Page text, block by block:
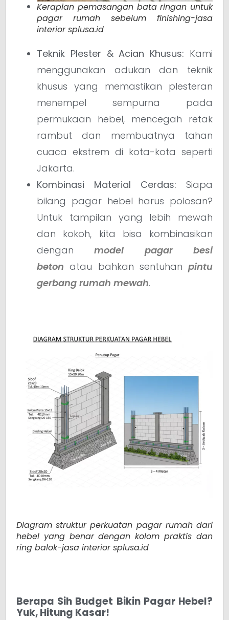
Kerapian pemasangan bata ringan untuk
pagar rumah sebelum finishing-jasa
interior splusa.id
Teknik Plester & Acian Khusus: Kami
menggunakan adukan dan teknik
khusus yang memastikan plesteran
menempel sempurna pada
permukaan hebel, mencegah retak
rambut dan membuatnya tahan
cuaca ekstrem di kota-kota seperti
Jakarta.
Kombinasi Material Cerdas: Siapa
bilang pagar hebel harus polosan?
Untuk tampilan yang lebih mewah
dan kokoh, kita bisa kombinasikan
denganmodel pagar besi
beton atau bahkan sentuhan pintu
gerbang rumah mewah.
Diagram struktur perkuatan pagar rumah dari
hebel yang benar dengan kolom praktis dan
ring balok-jasa interior splusa.id
Berapa Sih Budget Bikin Pagar Hebel?
Yuk, Hitung Kasar!